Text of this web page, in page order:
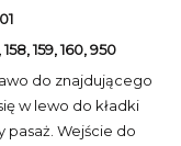
159, 160, 950
do znajdującego
w lewo do kładki
pasaż. Wejście do